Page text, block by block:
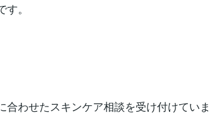
。
合わせたスキンケア相談を受け付けてい